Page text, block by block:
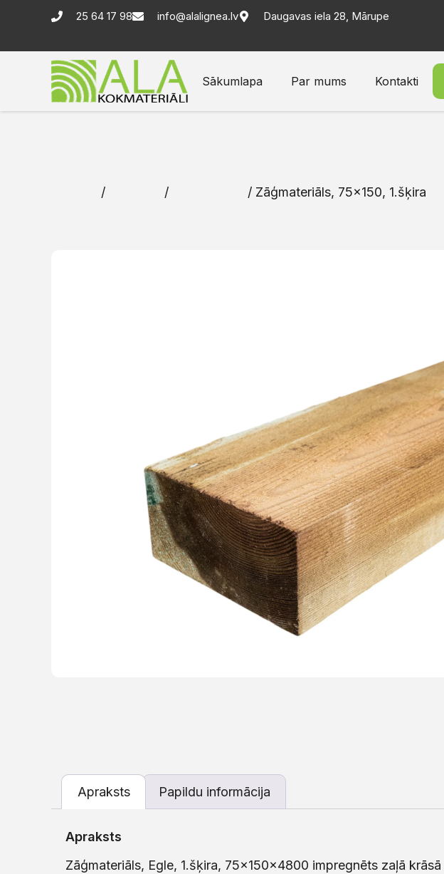
25 64 17 98 info@alalignea.lv Daugavas iela 28, Mārupe
Sākumlapa Par mums Kontakti
/ / / Zāģmateriāls, 75×150, 1.šķira
Apraksts Papildu informācija
Apraksts
Zāģmateriāls, Egle, 1.šķira, 75x150x4800 impregnēts zaļā krāsā